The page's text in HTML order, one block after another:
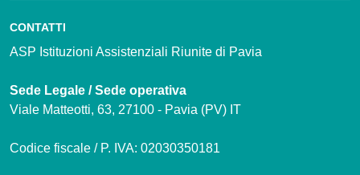
CONTATTI
ASP Istituzioni Assistenziali Riunite di Pavia
Sede Legale / Sede operativa
Viale Matteotti, 63, 27100 - Pavia (PV) IT
Codice fiscale / P. IVA: 02030350181